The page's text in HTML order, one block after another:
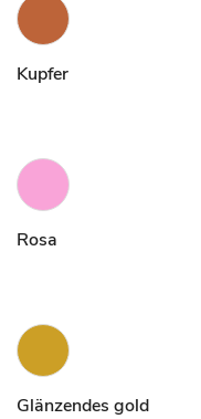
Kupfer
Rosa
Glänzendes gold